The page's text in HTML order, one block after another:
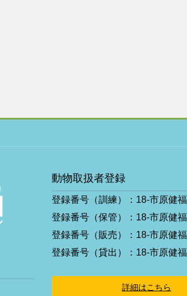
動物取扱者登録
登録番号（訓練）：18-市原健
登録番号（保管）：18-市原健
登録番号（販売）：18-市原健
登録番号（貸出）：18-市原健
詳細はこちら